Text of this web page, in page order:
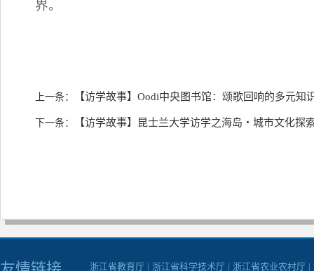
界。
上一条： 【访学故事】Oodi中央图书馆：颂歌回响的多元知
下一条： 【访学故事】昆士兰大学访学之海岛・城市文化探
浙江省教育厅 | 浙江省科学技术厅 | 浙江省农业农村厅 |